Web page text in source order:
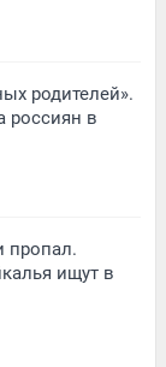
родителей».
россиян в
пропал.
ищут в